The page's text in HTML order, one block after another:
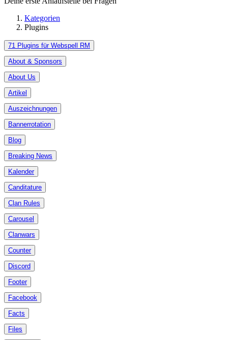
Kategorien
Plugins
71 Plugins für Webspell RM
About & Sponsors
About Us
Artikel
Auszeichnungen
Bannerrotation
Blog
Breaking News
Kalender
Canditature
Clan Rules
Carousel
Clanwars
Counter
Discord
Footer
Facebook
Facts
Files